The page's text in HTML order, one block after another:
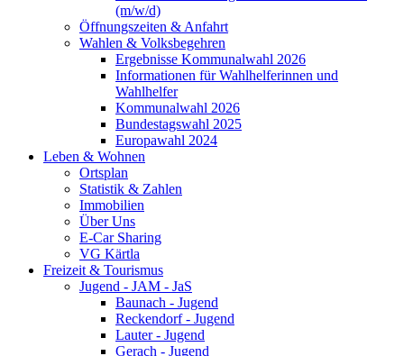
(m/w/d)
Öffnungszeiten & Anfahrt
Wahlen & Volksbegehren
Ergebnisse Kommunalwahl 2026
Informationen für Wahlhelferinnen und
Wahlhelfer
Kommunalwahl 2026
Bundestagswahl 2025
Europawahl 2024
Leben & Wohnen
Ortsplan
Statistik & Zahlen
Immobilien
Über Uns
E-Car Sharing
VG Kärtla
Freizeit & Tourismus
Jugend - JAM - JaS
Baunach - Jugend
Reckendorf - Jugend
Lauter - Jugend
Gerach - Jugend